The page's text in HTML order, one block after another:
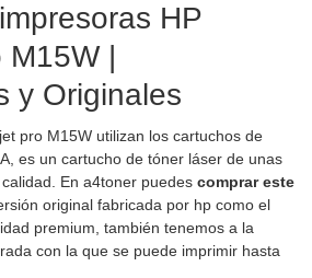
HP
M15W |
y Originales
pro M15W utilizan los cartuchos de
es un cartucho de tóner láser de unas
En a4toner puedes comprar este
original fabricada por hp como el
premium, también tenemos a la
con la que se puede imprimir hasta